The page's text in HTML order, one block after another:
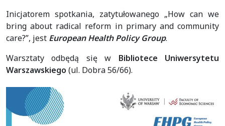
Inicjatorem spotkania, zatytułowanego „How can we
bring about radical reform in primary and community
care?”, jest European Health Policy Group.
Warsztaty odbędą się w Bibliotece Uniwersytetu
Warszawskiego (ul. Dobra 56/66).